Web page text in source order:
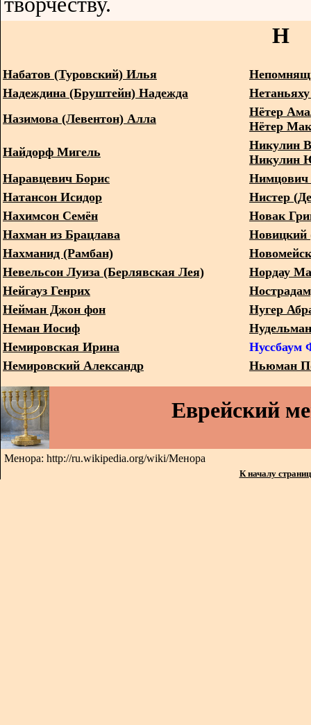
Н
Набатов (Туровский) Илья
Надеждина (Бруштейн) Надежда
Назимова (Левентон) Алла
Нётер
Нётер
Найдорф Мигель
Никулин
Никулин
Наравцевич Борис
Нимцович
Натансон Исидор
Нистер
Нахимсон Семён
Новак
Нахман из Брацлава
Нахманид (Рамбан)
Невельсон Луиза (Берлявская Лея)
Нордау
Нейгауз Генрих
Нейман Джон фон
Нугер
Неман Иосиф
Немировская Ирина
Нуссбаум
Немировский Александр
Ньюман
Еврейский
Менора: http://ru.wikipedia.org/wiki/Менора
К началу